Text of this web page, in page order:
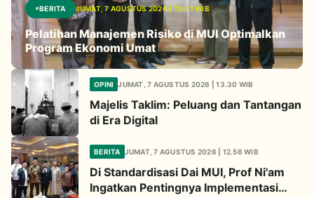
BERITA JUMAT, 7 AGUSTUS 2026 | 13.41 WIB
Pelatihan Manajemen Risiko di MUI Optimalkan
Program Ekonomi Umat
OPINI JUMAT, 7 AGUSTUS 2026 | 13.30 WIB
Majelis Taklim: Peluang dan Tantangan
di Era Digital
BERITA JUMAT, 7 AGUSTUS 2026 | 12.56 WIB
Di Standardisasi Dai MUI, Prof Ni'am
Ingatkan Pentingnya Implementasi